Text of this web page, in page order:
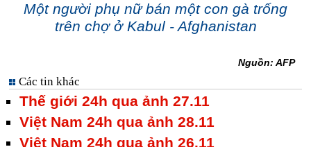
Một người phụ nữ bán một con gà trống
trên chợ ở Kabul - Afghanistan
Nguồn: AFP
Các tin khác
Thế giới 24h qua ảnh 27.11
Việt Nam 24h qua ảnh 28.11
Việt Nam 24h qua ảnh 26.11